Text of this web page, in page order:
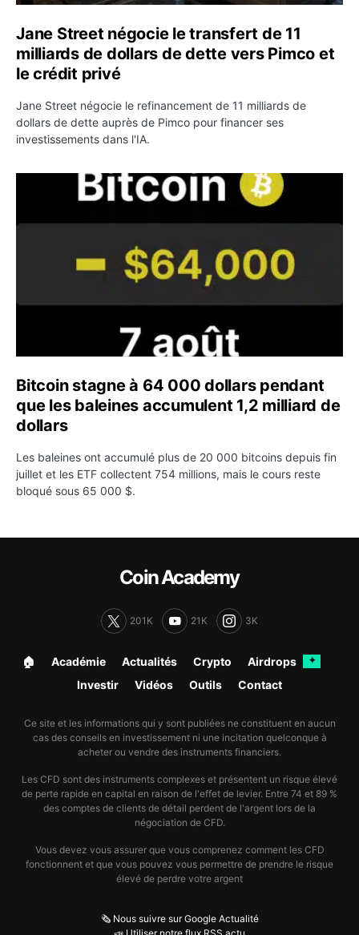
Jane Street négocie le transfert de 11
milliards de dollars de dette vers Pimco et
le crédit privé
Jane Street négocie le refinancement de 11 milliards de
dollars de dette auprès de Pimco pour financer ses
investissements dans l'IA.
Bitcoin stagne à 64 000 dollars pendant que les
Bitcoin stagne à 64 000 dollars pendant
que les baleines accumulent 1,2 milliard de
dollars
Les baleines ont accumulé plus de 20 000 bitcoins depuis fin
juillet et les ETF collectent 754 millions, mais le cours reste
bloqué sous 65 000 $.
Coin Academy
201K 21K 3K
🏠︎ Académie Actualités Crypto Airdrops ✦
Investir Vidéos Outils Contact
Ce site et les informations qui y sont publiées ne constituent en aucun
cas des conseils en investissement ni une incitation quelconque à
acheter ou vendre des instruments financiers.
Les CFD sont des instruments complexes et présentent un risque élevé
de perte rapide en capital en raison de l'effet de levier. Entre 74 et 89 %
des comptes de clients de détail perdent de l'argent lors de la
négociation de CFD.
Vous devez vous assurer que vous comprenez comment les CFD
fonctionnent et que vous pouvez vous permettre de prendre le risque
élevé de perdre votre argent
🗞️ Nous suivre sur Google Actualité